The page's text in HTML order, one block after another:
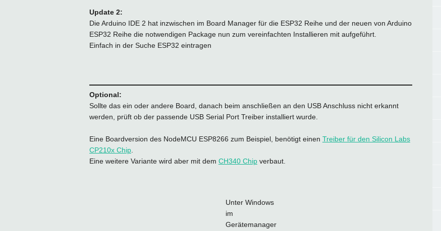
Update 2:
Die Arduino IDE 2 hat inzwischen im Board Manager für die ESP32 Reihe und der neuen von Arduino
ESP32 Reihe die notwendigen Package nun zum vereinfachten Installieren mit aufgeführt.
Einfach in der Suche ESP32 eintragen
Optional:
Sollte das ein oder andere Board, danach beim anschließen an den USB Anschluss nicht erkannt
werden, prüft ob der passende USB Serial Port Treiber installiert wurde.
Eine Boardversion des NodeMCU ESP8266 zum Beispiel, benötigt einen Treiber für den Silicon Labs
CP210x Chip.
Eine weitere Variante wird aber mit dem CH340 Chipverbaut.
Unter Windows
im
Gerätemanager